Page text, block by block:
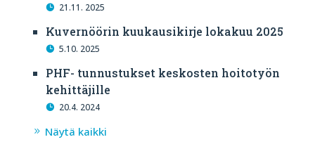
21.11. 2025
Kuvernöörin kuukausikirje lokakuu 2025
5.10. 2025
PHF- tunnustukset keskosten hoitotyön
kehittäjille
20.4. 2024
Näytä kaikki